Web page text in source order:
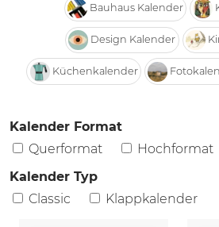
Bauhaus Kalender
Design Kalender
Küchenkalender
Kalender Format
Querformat
Hochformat
Kalender Typ
Classic
Klappkalender